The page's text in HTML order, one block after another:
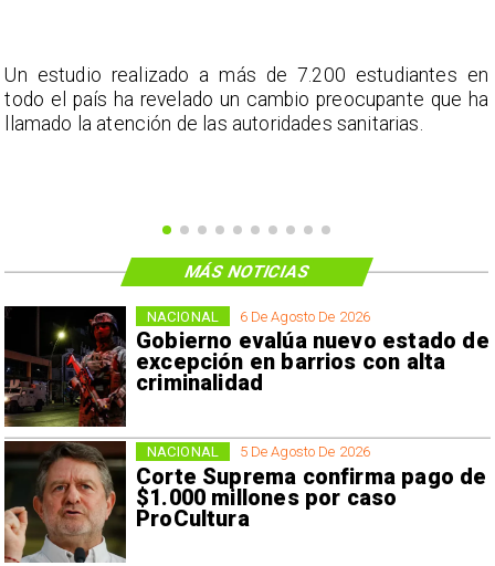
Un estudio realizado a más de 7.200 estudiantes en
todo el país ha revelado un cambio preocupante que ha
llamado la atención de las autoridades sanitarias.
6 De Agosto De 2026
Gobierno evalúa nuevo estado de
excepción en barrios con alta
criminalidad
NACIONAL
5 De Agosto De 2026
Corte Suprema confirma pago de
$1.000 millones por caso
ProCultura
NACIONAL
MÁS NOTICIAS